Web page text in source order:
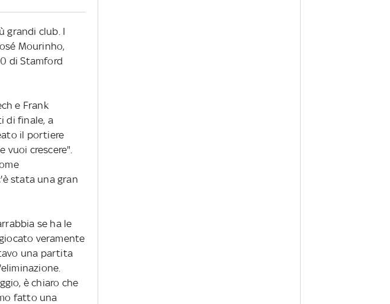
grandi club. I
Mourinho,
di Stamford
e Frank
di finale, a
il portiere
vuoi crescere".
stata una gran
se ha le
veramente
una partita
è chiaro che
fatto una